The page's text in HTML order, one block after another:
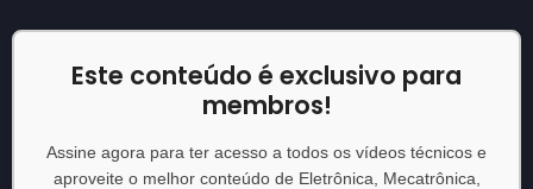
Este conteúdo é exclusivo para
membros!
Assine agora para ter acesso a todos os vídeos técnicos e
aproveite o melhor conteúdo de Eletrônica, Mecatrônica,